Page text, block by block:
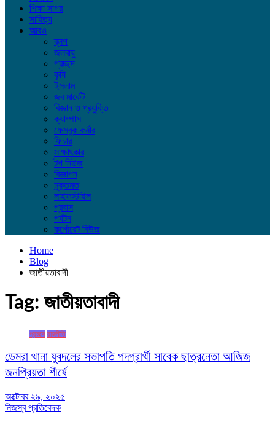
শিক্ষা সাগর
সাহিত্য
আরও
ব্লগ
জলবায়ু
প্রচ্ছদ
কৃষি
ইসলাম
জব মার্কেট
বিজ্ঞান ও প্রযুক্তি
ক্যাম্পাস
ফেসবুক কর্নার
ফিচার
সাক্ষাৎকার
টপ নিউজ
বিজ্ঞাপন
মুক্তমত
লাইফস্টাইল
প্রবাস
পর্যটন
কর্পোরেট নিউজ
Home
Blog
জাতীয়তাবাদী
Tag: জাতীয়তাবাদী
প্রচ্ছদ রাজনীতি
ডেমরা থানা যুবদলের সভাপতি পদপ্রার্থী সাবেক ছাত্রনেতা আজিজ
জনপ্রিয়তা শীর্ষে
অক্টোবর ২৯, ২০২৫
নিজস্ব প্রতিবেদক